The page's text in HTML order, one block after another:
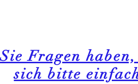
Fragen
sich bitte